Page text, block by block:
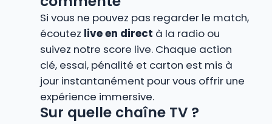
Si vous ne pouvez pas regarder le match,
écoutez live en direct à la radio ou
suivez notre score live. Chaque action
clé, essai, pénalité et carton est mis à
jour instantanément pour vous offrir une
expérience immersive.
Sur quelle chaîne TV ?